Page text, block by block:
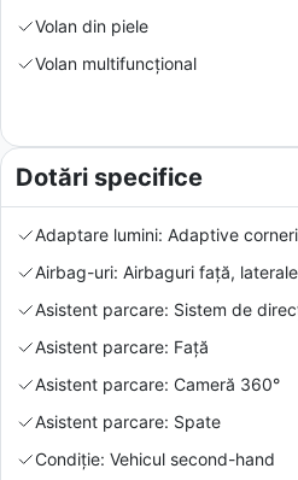
Volan din piele
Volan multifuncțional
Dotări specifice
Adaptare lumini: Adaptive
Airbag-uri: Airbaguri față,
Asistent parcare: Sistem de
Asistent parcare: Față
Asistent parcare: Cameră 360°
Asistent parcare: Spate
Condiție: Vehicul second-hand